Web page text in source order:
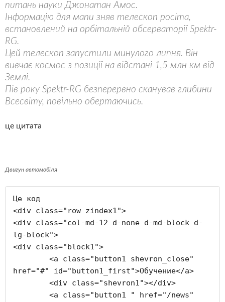
питань науки Джонатан Амос.
Інформацію для мапи зняв телескоп росіта,
встановлений на орбітальній обсерваторії Spektr-
RG.
Цей телескоп запустили минулого липня. Він
вивчає космос з позиції на відстані 1,5 млн км від
Землі.
Пів року Spektr-RG безперервно сканував глибини
Всесвіту, повільно обертаючись.
це цитата
Двигун автомобіля
Це код
<div class="row zindex1">
<div class="col-md-12 d-none d-md-block d-
lg-block">
<div class="block1">
href="#" id="button1_first">Обучение</a>